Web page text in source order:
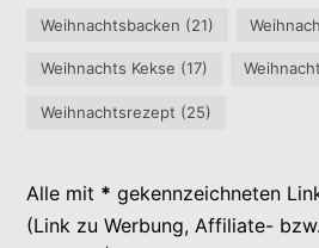
Weihnachtsbacken (21)
Weihnachts Kekse (17)
Weihnachtsrezept (25)
Alle mit * gekennzeichneten
(Link zu Werbung, Affiliate-